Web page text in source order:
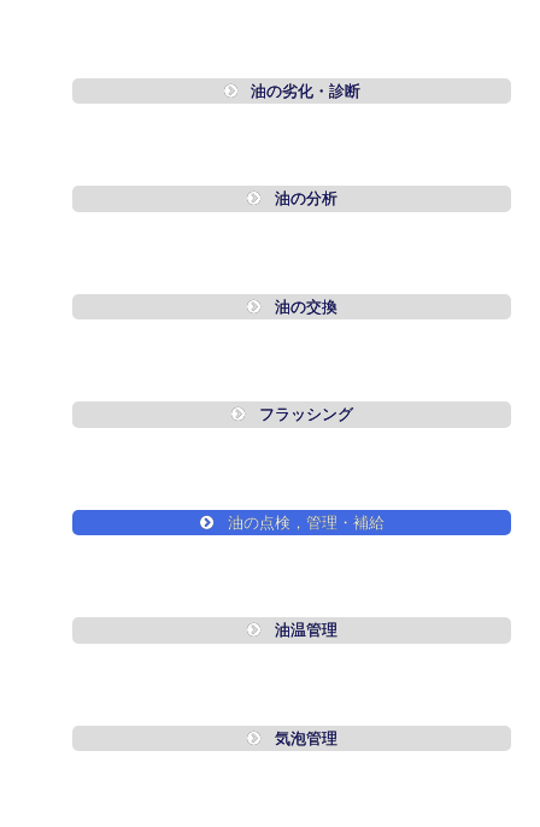
油の劣化・診断
油の分析
油の交換
フラッシング
油の点検，管理・補給
油温管理
気泡管理